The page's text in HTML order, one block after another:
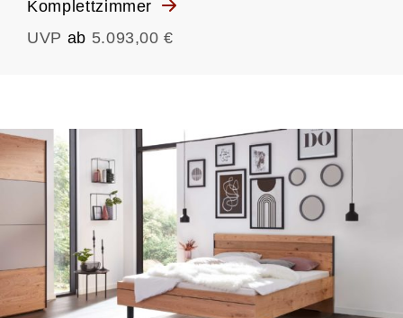
Komplettzimmer
UVP ab 5.093,00 €